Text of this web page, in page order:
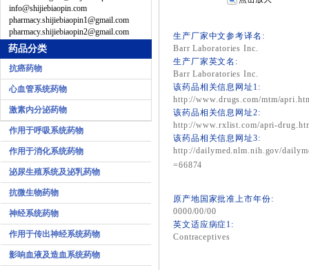
info@shijiebiaopin.com
pharmacy.shijiebiaopin1@gmail.com
pharmacy.shijiebiaopin2@gmail.com
药品分类
抗癌药物
心血管系统药物
激素内分泌药物
作用于呼吸系统药物
作用于消化系统药物
泌尿生殖系统及泌乳药物
抗微生物药物
神经系统药物
作用于传出神经系统药物
影响血液及造血系统药物
生产厂家中文参考译名:
Barr Laboratories Inc.
生产厂家英文名:
Barr Laboratories Inc.
该药品相关信息网址1:
http://www.drugs.com/mtm/
该药品相关信息网址2:
http://www.rxlist.com/apri-
该药品相关信息网址3:
http://dailymed.nlm.nih.gov/
=66874
原产地国家批准上市年份:
0000/00/00
英文适应病症1:
Contraceptives